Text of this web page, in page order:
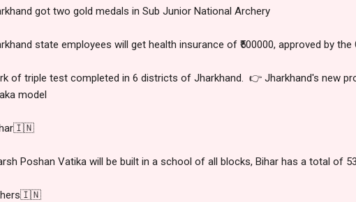
got two gold medals in Sub Junior National Archery
state employees will get health insurance of ₹500000, approved by the
of triple test completed in 6 districts of Jharkhand. 👉 Jharkhand's new
model
​​Poshan Vatika will be built in a school of all blocks, Bihar has a total of